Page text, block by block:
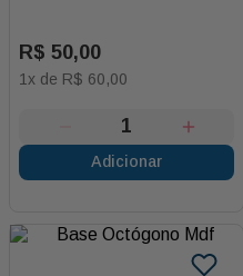
R$ 50,00
1x de R$ 60,00
Adicionar